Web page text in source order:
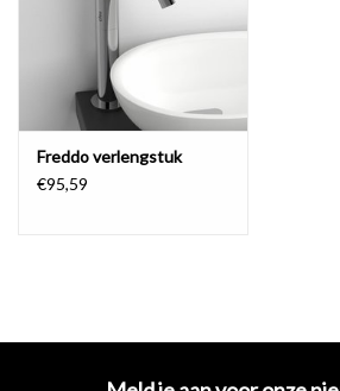
maken met het universele karakter die de
design, in combinatie met een degelijk
Freddo staat garant voor eenvoud, oftewel
sobere en simpele functionaliteit die te
met nagenoeg alle fonteinen. Dat maakt de
geschikt voor welhaast elk toilet. Kortom,
steeds heel actueel is.
het tijdloze karakter een absolute blijver.
Freddo verlengstuk
€95,59